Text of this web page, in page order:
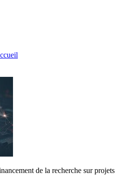
de la recherche sur projets